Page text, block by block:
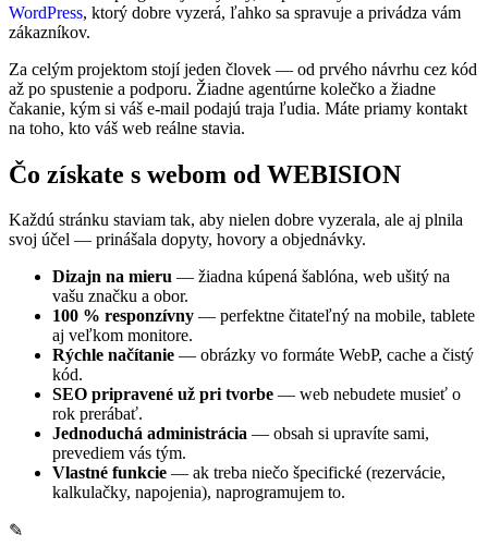
WordPress, ktorý dobre vyzerá, ľahko sa spravuje a privádza vám
zákazníkov.
Za celým projektom stojí jeden človek — od prvého návrhu cez kód
až po spustenie a podporu. Žiadne agentúrne kolečko a žiadne
čakanie, kým si váš e-mail podajú traja ľudia. Máte priamy kontakt
na toho, kto váš web reálne stavia.
Čo získate s webom od WEBISION
Každú stránku staviam tak, aby nielen dobre vyzerala, ale aj plnila
svoj účel — prinášala dopyty, hovory a objednávky.
Dizajn na mieru — žiadna kúpená šablóna, web ušitý na
vašu značku a obor.
100 % responzívny — perfektne čitateľný na mobile, tablete
aj veľkom monitore.
Rýchle načítanie — obrázky vo formáte WebP, cache a čistý
kód.
SEO pripravené už pri tvorbe — web nebudete musieť o
rok prerábať.
Jednoduchá administrácia — obsah si upravíte sami,
prevediem vás tým.
Vlastné funkcie — ak treba niečo špecifické (rezervácie,
kalkulačky, napojenia), naprogramujem to.
✎